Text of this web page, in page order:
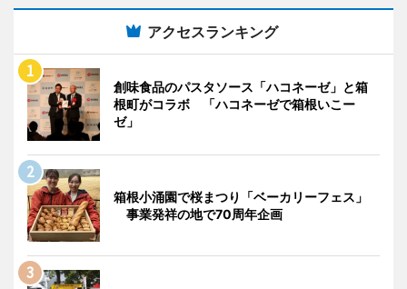
アクセスランキング
創味食品のパスタソース「ハコネーゼ」と箱
根町がコラボ 「ハコネーゼで箱根いこー
ゼ」
箱根小涌園で桜まつり「ベーカリーフェス」
事業発祥の地で70周年企画